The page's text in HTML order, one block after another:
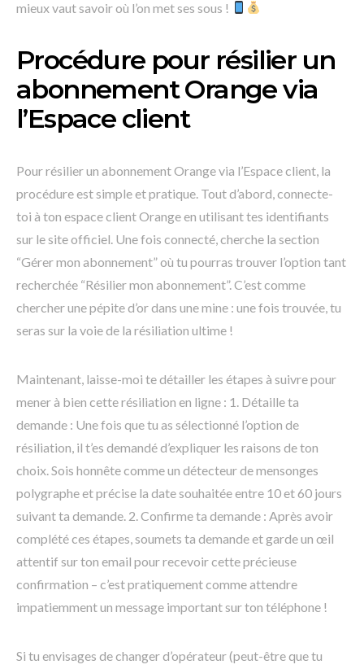
mieux vaut savoir où l’on met ses sous !
Procédure pour résilier un
abonnement Orange via
l’Espace client
Pour résilier un abonnement Orange via l’Espace client, la
procédure est simple et pratique. Tout d’abord, connecte-
toi à ton espace client Orange en utilisant tes identifiants
sur le site officiel. Une fois connecté, cherche la section
“Gérer mon abonnement” où tu pourras trouver l’option tant
recherchée “Résilier mon abonnement”. C’est comme
chercher une pépite d’or dans une mine : une fois trouvée, tu
seras sur la voie de la résiliation ultime !
Maintenant, laisse-moi te détailler les étapes à suivre pour
mener à bien cette résiliation en ligne : 1. Détaille ta
demande : Une fois que tu as sélectionné l’option de
résiliation, il t’es demandé d’expliquer les raisons de ton
choix. Sois honnête comme un détecteur de mensonges
polygraphe et précise la date souhaitée entre 10 et 60 jours
suivant ta demande. 2. Confirme ta demande : Après avoir
complété ces étapes, soumets ta demande et garde un œil
attentif sur ton email pour recevoir cette précieuse
confirmation – c’est pratiquement comme attendre
impatiemment un message important sur ton téléphone !
Si tu envisages de changer d’opérateur (peut-être que tu